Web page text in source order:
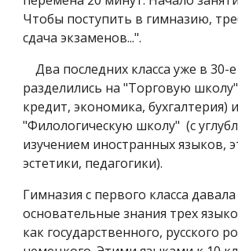
Чтобы поступить в гимназию,
сдача экзаменов...".
Два последних класса уже в 30-
разделились на "Торговую
кредит, экономика, бухгалтерия) и
"Филологическую школу" (с
изучением иностранных языков,
эстетики, педагогики).
Гимназия с первого класса давала
основательные знания трех
как государственного, русского